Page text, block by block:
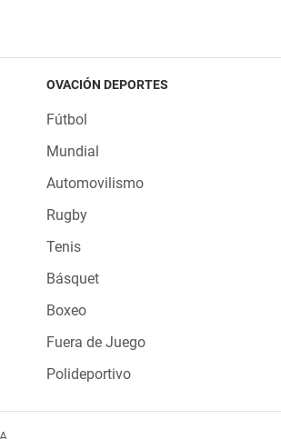
OVACIÓN DEPORTES
Fútbol
Mundial
Automovilismo
Rugby
Tenis
Básquet
Boxeo
Fuera de Juego
Polideportivo